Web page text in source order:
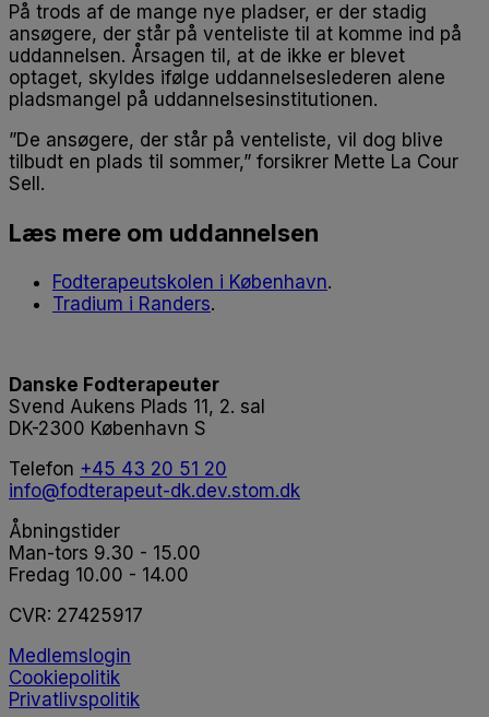
På trods af de mange nye pladser, er der stadig
ansøgere, der står på venteliste til at komme ind på
uddannelsen. Årsagen til, at de ikke er blevet
optaget, skyldes ifølge uddannelseslederen alene
pladsmangel på uddannelsesinstitutionen.
”De ansøgere, der står på venteliste, vil dog blive
tilbudt en plads til sommer,” forsikrer Mette La Cour
Sell.
Læs mere om uddannelsen
Fodterapeutskolen i København.
Tradium i Randers.
Danske Fodterapeuter
Svend Aukens Plads 11, 2. sal
DK-2300 København S
Telefon +45 43 20 51 20
info@fodterapeut-dk.dev.stom.dk
Åbningstider
Man-tors 9.30 - 15.00
Fredag 10.00 - 14.00
CVR: 27425917
Medlemslogin
Cookiepolitik
Privatlivspolitik